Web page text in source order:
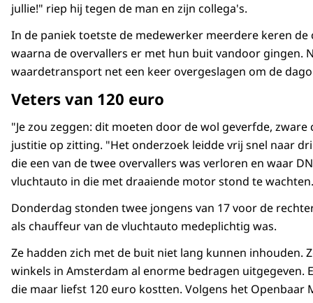
jullie!" riep hij tegen de man en zijn collega's.
In de paniek toetste de medewerker meerdere keren
waarna de overvallers er met hun buit vandoor gingen.
waardetransport net een keer overgeslagen om de
Veters van 120 euro
"Je zou zeggen: dit moeten door de wol geverfde,
justitie op zitting. "Het onderzoek leidde vrij snel naar
die een van de twee overvallers was verloren en waar
vluchtauto in die met draaiende motor stond te wachten.
Donderdag stonden twee jongens van 17 voor de
als chauffeur van de vluchtauto medeplichtig was.
Ze hadden zich met de buit niet lang kunnen inhouden.
winkels in Amsterdam al enorme bedragen uitgegeven.
die maar liefst 120 euro kostten. Volgens het